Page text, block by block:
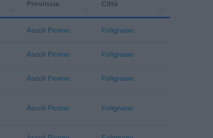
Provincia Città
Ascoli Piceno Folignano
Ascoli Piceno Folignano
Ascoli Piceno Folignano
Ascoli Piceno Folignano